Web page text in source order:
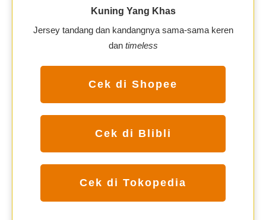
Kuning Yang Khas
Jersey tandang dan kandangnya sama-sama keren
dan timeless
Cek di Shopee
Cek di Blibli
Cek di Tokopedia